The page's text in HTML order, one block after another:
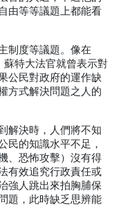
由等等議題上都能看
制度等議題。像在
蘇特大法官就曾表示對
公民對政府的運作缺
方式解決問題之人的
解決時，人們將不知
民的知識水平不足，
、恐怖攻擊）沒有得
有效追究行政責任或
強人跳出來拍胸脯保
題，此時缺乏思辨能